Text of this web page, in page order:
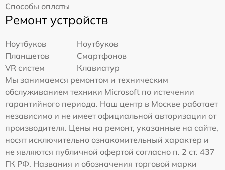
Способы оплаты
Ремонт устройств
Ноутбуков
Ноутбуков
Планшетов
Смартфонов
VR систем
Клавиатур
Мы занимаемся ремонтом и техническим
обслуживанием техники Microsoft по истечении
гарантийного периода. Наш центр в Москве работает
независимо и не имеет официальной авторизации от
производителя. Цены на ремонт, указанные на сайте,
носят исключительно ознакомительный характер и
не являются публичной офертой согласно п. 2 ст. 437
ГК РФ. Названия и обозначения торговой марки